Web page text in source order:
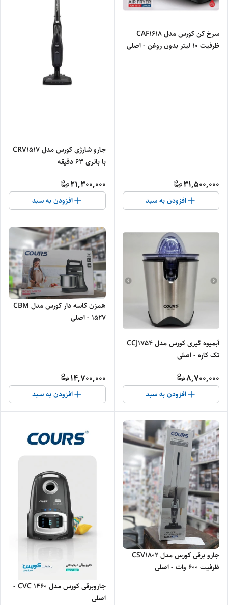
سرخ کن کورس مدل CAF1618
ظرفیت ۱۰ لیتر بدون روغن - اصلی
31,500,000
افزودن به سبد
جارو شارژی کورس مدل CRV1517
با باتری ۶۳ دقیقه
21,300,000
افزودن به سبد
آبمیوه گیری کورس مدل CCJ1754
تک کاره - اصلی
8,700,000
افزودن به سبد
همزن کاسه دار کورس مدل CBM
1527 - اصلی
14,700,000
افزودن به سبد
جارو برقی کورس مدل CSV1802
ظرفیت ۶۰۰ وات - اصلی
جاروبرقی کورس مدل CVC 1460 -
اصلی